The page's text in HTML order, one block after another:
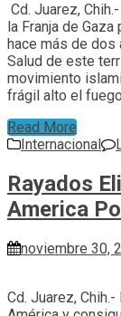
Cd. Juarez,
la Franja de
hace más de
Salud de este
movimiento
frágil alto el
Read More
Internacional
Rayados
America
noviembre 30,
Cd. Juarez,